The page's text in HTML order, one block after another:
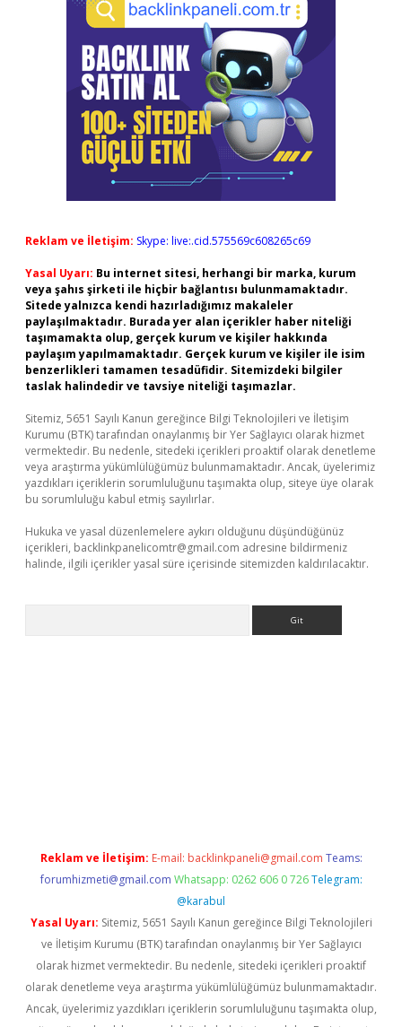
Reklam ve İletişim: Skype: live:.cid.575569c608265c69
Yasal Uyarı: Bu internet sitesi, herhangi bir marka, kurum
veya şahıs şirketi ile hiçbir bağlantısı bulunmamaktadır.
Sitede yalnızca kendi hazırladığımız makaleler
paylaşılmaktadır. Burada yer alan içerikler haber niteliği
taşımamakta olup, gerçek kurum ve kişiler hakkında
paylaşım yapılmamaktadır. Gerçek kurum ve kişiler ile isim
benzerlikleri tamamen tesadüfidir. Sitemizdeki bilgiler
taslak halindedir ve tavsiye niteliği taşımazlar.
Sitemiz, 5651 Sayılı Kanun gereğince Bilgi Teknolojileri ve İletişim
Kurumu (BTK) tarafından onaylanmış bir Yer Sağlayıcı olarak hizmet
vermektedir. Bu nedenle, sitedeki içerikleri proaktif olarak denetleme
veya araştırma yükümlülüğümüz bulunmamaktadır. Ancak, üyelerimiz
yazdıkları içeriklerin sorumluluğunu taşımakta olup, siteye üye olarak
bu sorumluluğu kabul etmiş sayılırlar.
Hukuka ve yasal düzenlemelere aykırı olduğunu düşündüğünüz
içerikleri, backlinkpanelicomtr@gmail.com adresine bildirmeniz
halinde, ilgili içerikler yasal süre içerisinde sitemizden kaldırılacaktır.
Reklam ve İletişim: E-mail: backlinkpaneli@gmail.com Teams:
forumhizmeti@gmail.com Whatsapp: 0262 606 0 726 Telegram:
@karabul
Yasal Uyarı: Sitemiz, 5651 Sayılı Kanun gereğince Bilgi Teknolojileri
ve İletişim Kurumu (BTK) tarafından onaylanmış bir Yer Sağlayıcı
olarak hizmet vermektedir. Bu nedenle, sitedeki içerikleri proaktif
olarak denetleme veya araştırma yükümlülüğümüz bulunmamaktadır.
Ancak, üyelerimiz yazdıkları içeriklerin sorumluluğunu taşımakta olup,